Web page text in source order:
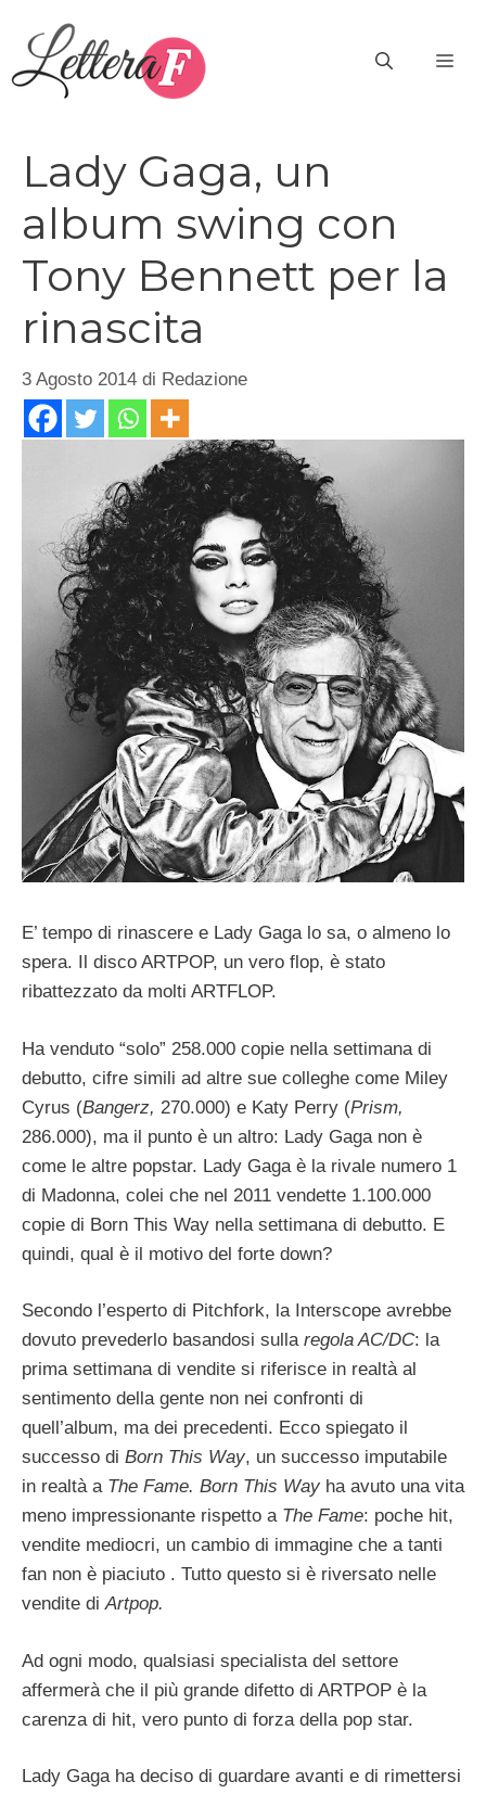
contenuto
Lady Gaga, un
album swing con
Tony Bennett per la
rinascita
3 Agosto 2014 di Redazione
E’ tempo di rinascere e Lady Gaga lo sa, o almeno lo
spera. Il disco ARTPOP, un vero flop, è stato
ribattezzato da molti ARTFLOP.
Ha venduto “solo” 258.000 copie nella settimana di
debutto, cifre simili ad altre sue colleghe come Miley
Cyrus (Bangerz, 270.000) e Katy Perry (Prism,
286.000), ma il punto è un altro: Lady Gaga non è
come le altre popstar. Lady Gaga è la rivale numero 1
di Madonna, colei che nel 2011 vendette 1.100.000
copie di Born This Way nella settimana di debutto. E
quindi, qual è il motivo del forte down?
Secondo l’esperto di Pitchfork, la Interscope avrebbe
dovuto prevederlo basandosi sulla regola AC/DC: la
prima settimana di vendite si riferisce in realtà al
sentimento della gente non nei confronti di
quell’album, ma dei precedenti. Ecco spiegato il
successo di Born This Way, un successo imputabile
in realtà a The Fame. Born This Way ha avuto una vita
meno impressionante rispetto a The Fame: poche hit,
vendite mediocri, un cambio di immagine che a tanti
fan non è piaciuto . Tutto questo si è riversato nelle
vendite diArtpop.
Ad ogni modo, qualsiasi specialista del settore
affermerà che il più grande difetto di ARTPOP è la
carenza di hit, vero punto di forza della pop star.
Lady Gaga ha deciso di guardare avanti e di rimettersi